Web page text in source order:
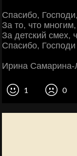
Спасибо,
За то, что
За детский смех,
Спасибо,
Ирина Самарина-
1 0